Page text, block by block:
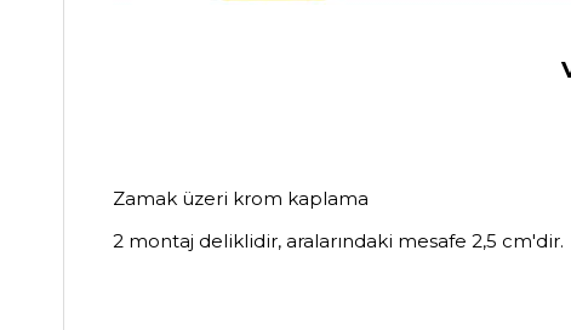
Zamak üzeri krom kaplama
2 montaj deliklidir, aralarındaki mesafe 2,5 cm'dir.